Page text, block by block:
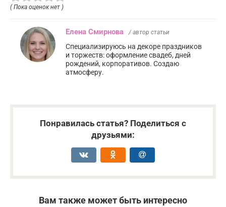
( Пока оценок нет )
Елена Смирнова / автор статьи
Специализируюсь на декоре праздников
и торжеств: оформление свадеб, дней
рождений, корпоративов. Создаю
атмосферу.
Понравилась статья? Поделиться с
друзьями:
Вам также может быть интересно